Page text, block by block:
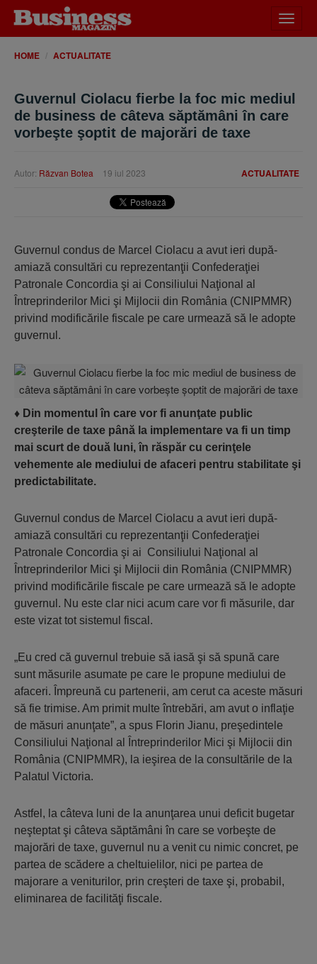
meniu
HOME ACTUALITATE
Guvernul Ciolacu fierbe la foc mic mediul
de business de câteva săptămâni în care
vorbeşte şoptit de majorări de taxe
ACTUALITATE
Autor: Răzvan Botea 19 iul 2023
Guvernul condus de Marcel Ciolacu a avut ieri după-
amiază consultări cu reprezentanţii Confe­de­raţiei
Patronale Concordia şi ai Consiliului Naţional al
Întreprinderilor Mici şi Mijlocii din România (CNIPMMR)
privind modificările fiscale pe care urmează să le adopte
guvernul.
♦ Din momentul în care vor fi anunţate public
creşterile de taxe până la implementare va fi un timp
mai scurt de două luni, în răspăr cu cerinţele
vehemente ale mediului de afaceri pentru stabilitate şi
predictabilitate.
Guvernul condus de Marcel Ciolacu a avut ieri după-
amiază consultări cu reprezentanţii Confe­de­raţiei
Patronale Concordia şi ai Consiliului Naţional al
Întreprinderilor Mici şi Mijlocii din România (CNIPMMR)
privind modificările fiscale pe care urmează să le adopte
guvernul. Nu este clar nici acum care vor fi măsurile, dar
este vizat tot sistemul fiscal.
„Eu cred că guvernul trebuie să iasă şi să spună care
sunt măsurile asumate pe care le propune mediului de
afaceri. Împreună cu partenerii, am cerut ca aceste măsuri
să fie trimise. Am primit multe întrebări, am avut o inflaţie
de măsuri anunţate”, a spus Florin Jianu, preşedintele
Consiliului Naţional al Întreprinderilor Mici şi Mijlocii din
România (CNIPMMR), la ieşirea de la consultările de la
Palatul Victoria.
Astfel, la câteva luni de la anunţarea unui deficit bugetar
neşteptat şi câteva săptămâni în care se vorbeşte de
majorări de taxe, guvernul nu a venit cu nimic concret, pe
partea de scădere a cheltuielilor, nici pe partea de
majorare a veniturilor, prin creşteri de taxe şi, probabil,
eliminarea de facilităţi fiscale.